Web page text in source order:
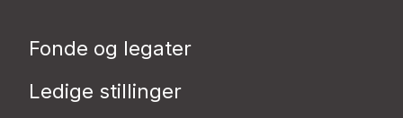
Fonde og legater
Ledige stillinger